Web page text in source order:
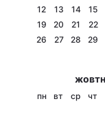
12
13 14 15
19
20 21 22
26
27 28 29
пн вт ср чт